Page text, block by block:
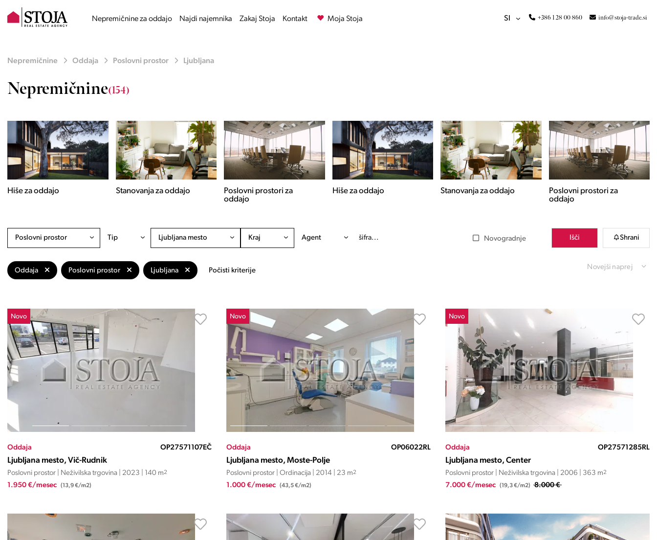
Nepremičnine za oddajo Najdi najemnika Zakaj Stoja Kontakt Moja Stoja SI +386 1 28 00 860 info@stoja-trade.si
Nepremičnine Oddaja Poslovni prostor Ljubljana
Nepremičnine(154)
Stanovanja za oddajo
Poslovni prostori za
Hiše za oddajo Stanovanja za oddajo
Poslovni prostori za
Hiše za oddajo
Poslovni prostor Tip Ljubljana mesto Kraj Agent Novogradnje Išči Shrani
Oddaja Poslovni prostor Ljubljana Počisti kriterije Novejši naprej
Novo
Oddaja OP27571107EČ
Ljubljana mesto, Vič-Rudnik
Poslovni prostor | Neživilska trgovina | 2023 | 140 m2
1.950 €/mesec (13,9 €/m2)
Novo
Oddaja OP06022RL
Ljubljana mesto, Moste-Polje
Poslovni prostor | Ordinacija | 2014 | 23 m2
1.000 €/mesec (43,5 €/m2)
Novo
Oddaja OP27571285RL
Ljubljana mesto, Center
Poslovni prostor | Neživilska trgovina | 2006 | 363 m2
7.000 €/mesec (19,3 €/m2) 8.000 €